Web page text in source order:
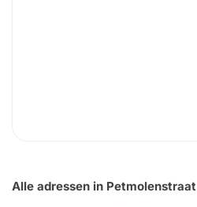
Alle adressen in Petmolenstraat